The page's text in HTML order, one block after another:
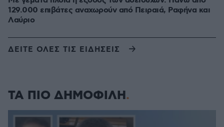
129.000 επιβάτες αναχωρούν από Πειραιά, Ραφήνα και
Λαύριο
ΔΕΙΤΕ ΟΛΕΣ ΤΙΣ ΕΙΔΗΣΕΙΣ
ΤΑ ΠΙΟ ΔΗΜΟΦΙΛΗ